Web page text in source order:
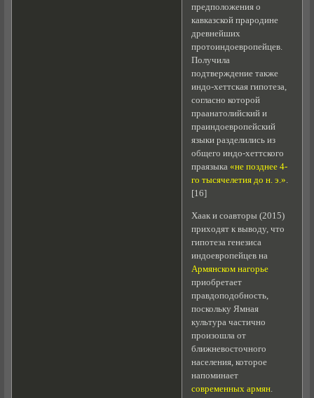
предположения о
кавказской прародине
древнейших
протоиндоевропейцев.
Получила
подтверждение также
индо-хеттская гипотеза,
согласно которой
праанатолийский и
праиндоевропейский
языки разделились из
общего индо-хеттского
праязыка «не позднее 4-
го тысячелетия до н. э.».
[16]
Хаак и соавторы (2015)
приходят к выводу, что
гипотеза генезиса
индоевропейцев на
Армянском нагорье
приобретает
правдоподобность,
поскольку Ямная
культура частично
произошла от
ближневосточного
населения, которое
напоминает
современных армян.